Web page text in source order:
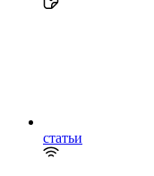
статьи